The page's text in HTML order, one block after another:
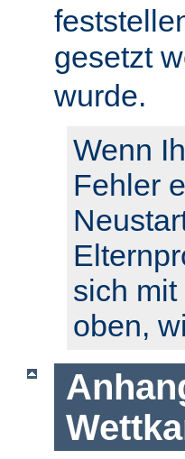
gesetzt
wurde.
Wenn
Fehler
sich
oben,